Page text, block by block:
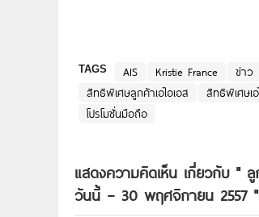
TAGS AIS Kristie France ข่าว
สิทธิพิเศษลูกค้าเอไอเอส
สิทธิพิเศษเอ
โปรโมชั่นมือถือ
แสดงความคิดเห็น เกี่ยวกับ "
วันนี้ – 30 พฤศจิกายน 2557"